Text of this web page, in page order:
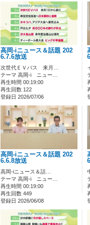
高岡-iニュース＆話題 202
6.7.6放送
次世代ＥＶバス 来月…
テーマ 高岡-i ニュー…
再生時間 00:19:00
再生回数 122
登録日 2026/07/06
高岡-iニュース＆話題 202
6.6.8放送
高岡-iニュース＆話…
テーマ 高岡-i ニュー…
再生時間 00:19:00
再生回数 449
登録日 2026/06/08